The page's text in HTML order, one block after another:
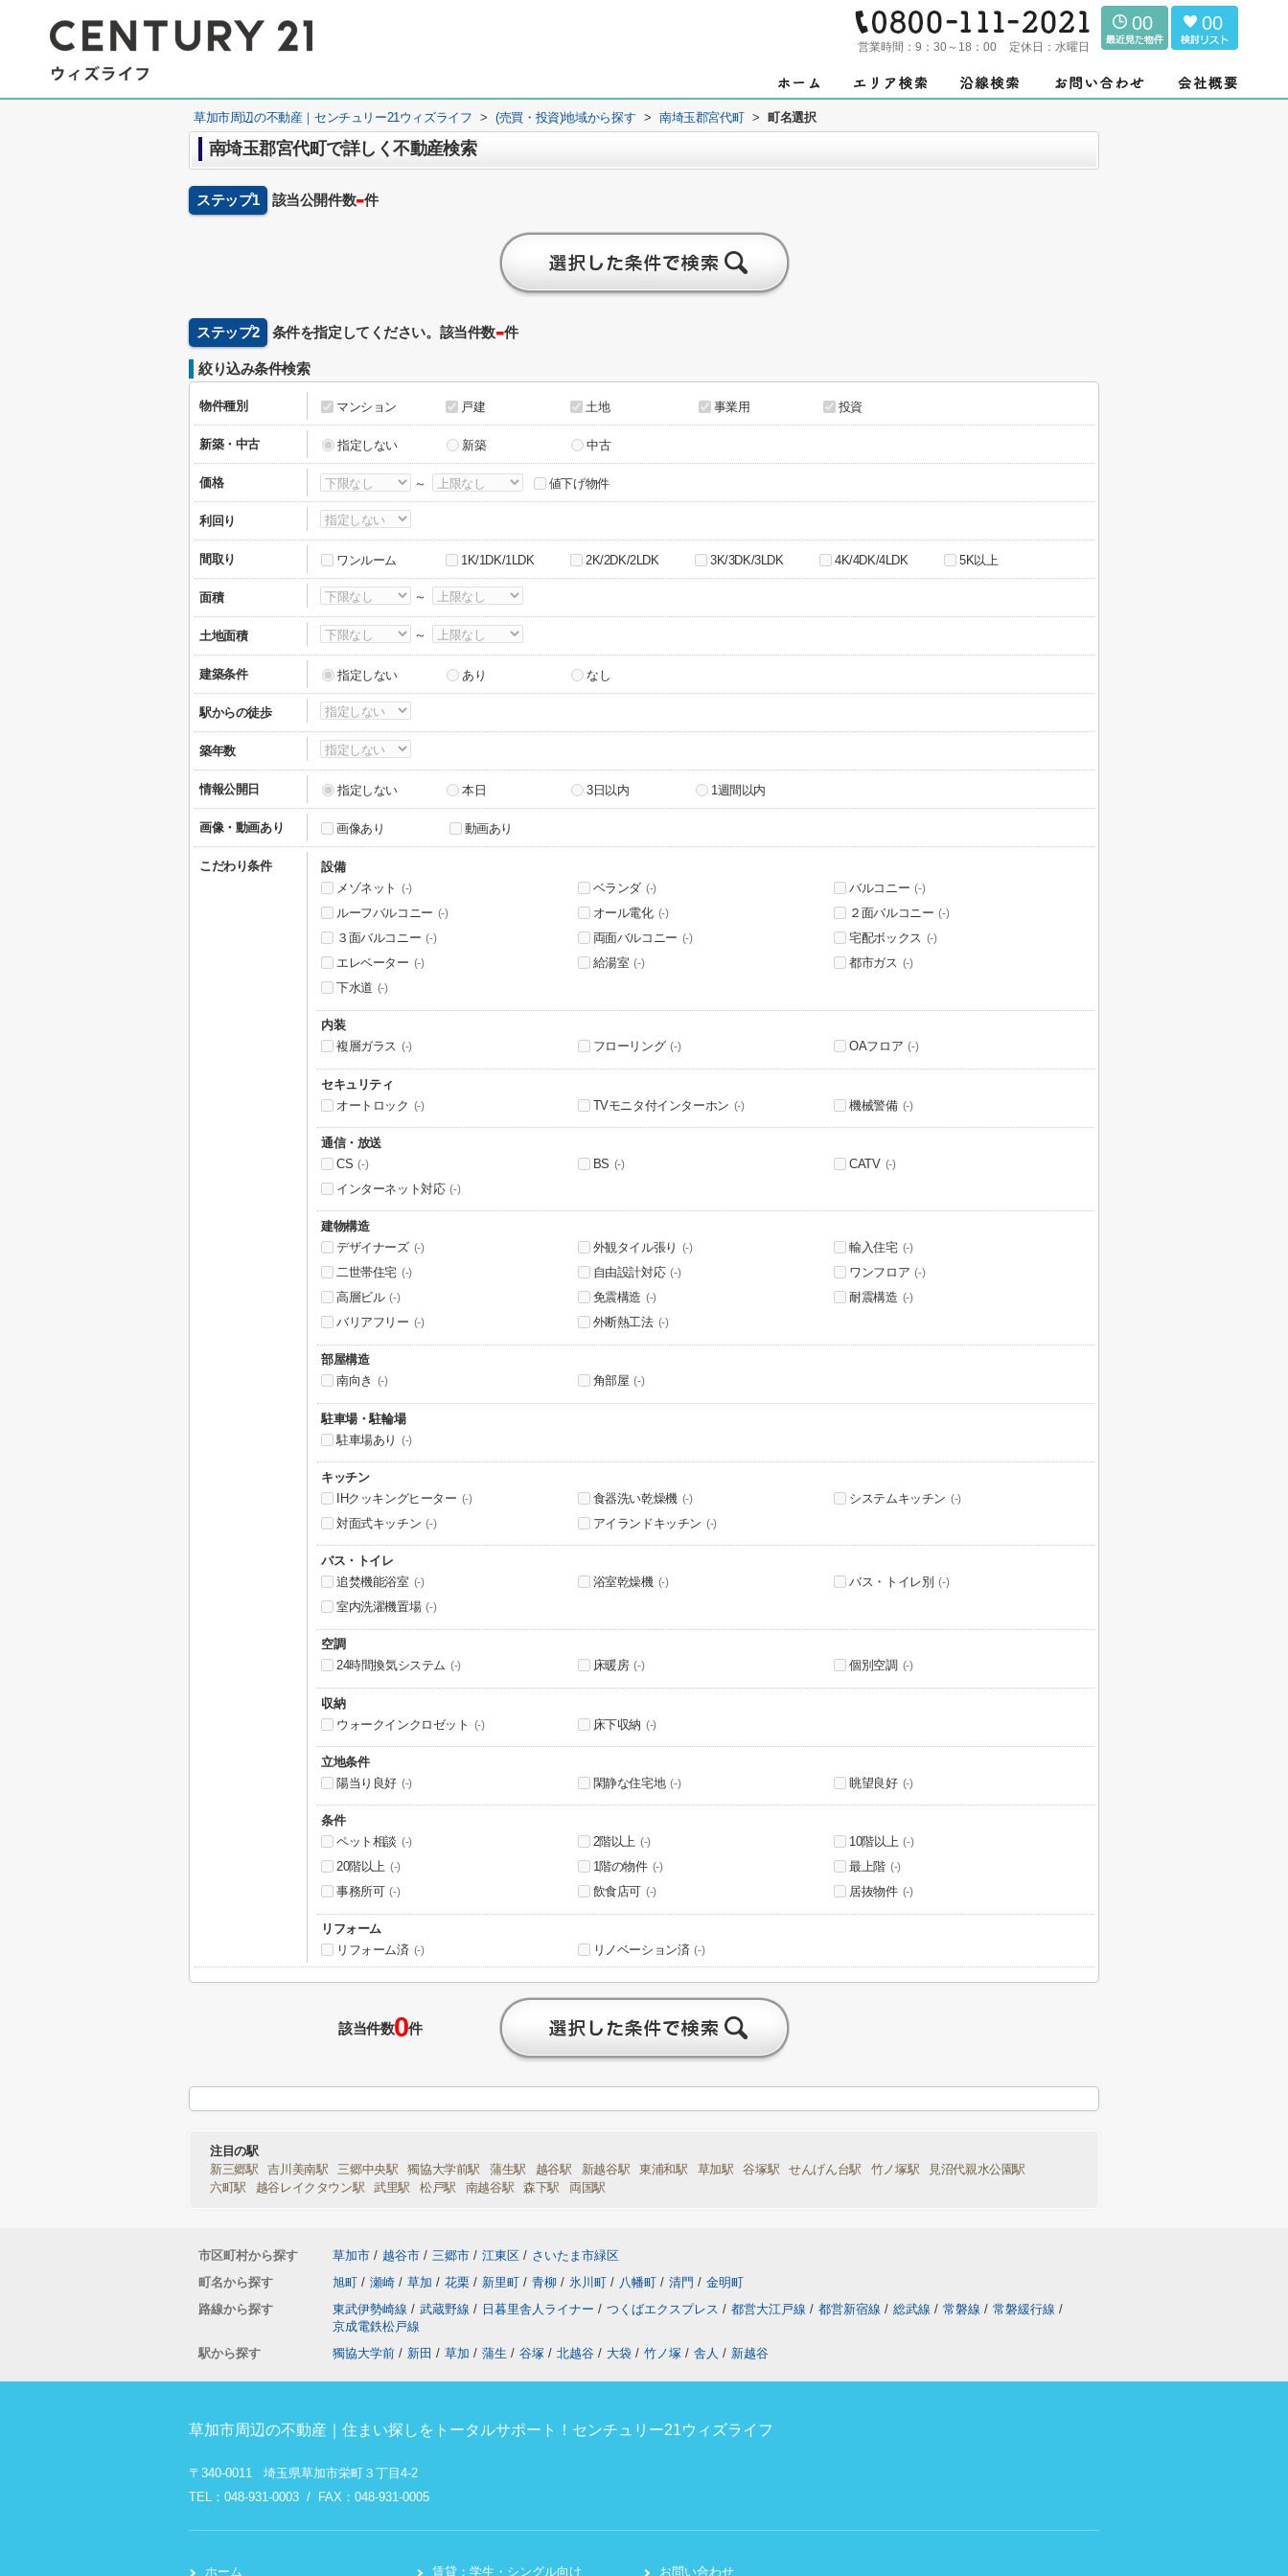
営業時間： 9：30～18：00 定休日： 水曜日
00 00
草加市周辺の不動産｜センチュリー21ウィズライフ > (売買・投資)地域から探す > 南埼玉郡宮代町 > 町名選択
南埼玉郡宮代町で詳しく不動産検索
ステップ1 該当公開件数-件
ステップ2 条件を指定してください。該当件数-件
絞り込み条件検索
物件種別 マンション 戸建 土地 事業用 投資
新築・中古 指定しない 新築 中古
価格 ～ 値下げ物件
利回り
間取り ワンルーム 1K/1DK/1LDK 2K/2DK/2LDK 3K/3DK/3LDK 4K/4DK/4LDK 5K以上
面積 ～
土地面積 ～
建築条件 指定しない あり なし
駅からの徒歩
築年数
情報公開日 指定しない 本日 3日以内 1週間以内
画像・動画あり 画像あり 動画あり
こだわり条件
設備
メゾネット
(-) ベランダ (-) バルコニー (-)
ルーフバルコニー (-) オール電化 (-) ２面バルコニー (-)
３面バルコニー (-) 両面バルコニー (-) 宅配ボックス (-)
エレベーター (-) 給湯室 (-) 都市ガス (-)
下水道 (-)
内装
複層ガラス (-) フローリング (-) OAフロア (-)
セキュリティ
オートロック (-) TVモニタ付インターホン (-) 機械警備 (-)
通信・放送
CS (-) BS (-) CATV (-)
インターネット対応 (-)
建物構造
デザイナーズ (-) 外観タイル張り (-) 輸入住宅 (-)
二世帯住宅 (-) 自由設計対応 (-) ワンフロア (-)
高層ビル (-) 免震構造 (-) 耐震構造 (-)
バリアフリー (-) 外断熱工法 (-)
部屋構造
南向き
(-) 角部屋 (-)
駐車場・駐輪場
駐車場あり
(-)
キッチン
IHクッキングヒーター (-) 食器洗い乾燥機 (-) システムキッチン (-)
対面式キッチン (-) アイランドキッチン (-)
バス・トイレ
追焚機能浴室 (-) 浴室乾燥機 (-) バス・トイレ別 (-)
室内洗濯機置場 (-)
空調
24時間換気システム (-) 床暖房 (-) 個別空調 (-)
収納
ウォークインクロゼット
(-) 床下収納 (-)
立地条件
陽当り良好 (-) 閑静な住宅地 (-) 眺望良好 (-)
条件
ペット相談 (-) 2階以上 (-) 10階以上 (-)
20階以上 (-) 1階の物件 (-) 最上階 (-)
事務所可 (-) 飲食店可 (-) 居抜物件 (-)
リフォーム
リフォーム済 (-) リノベーション済 (-)
該当件数0件
注目の駅
新三郷駅
吉川美南駅 三郷中央駅 獨協大学前駅 蒲生駅 越谷駅 新越谷駅 東浦和駅 草加駅 谷塚駅 せんげん台駅 竹ノ塚駅
見沼代親水公園駅
六町駅
越谷レイクタウン駅 武里駅 松戸駅 南越谷駅 森下駅 両国駅
市区町村から探す 草加市 / 越谷市 / 三郷市 / 江東区 / さいたま市緑区
町名から探す
旭町 / 瀬崎 / 草加 / 花栗 / 新里町 / 青柳 / 氷川町 / 八幡町 / 清門 / 金明町
路線から探す
東武伊勢崎線 / 武蔵野線 / 日暮里舎人ライナー / つくばエクスプレス / 都営大江戸線 / 都営新宿線 / 総武線 / 常磐線 / 常磐緩行線 /
京成電鉄松戸線
駅から探す
獨協大学前 / 新田 / 草加 / 蒲生 / 谷塚 / 北越谷 / 大袋 / 竹ノ塚 / 舎人 / 新越谷
草加市周辺の不動産｜住まい探しをトータルサポート！センチュリー21ウィズライフ
〒340-0011 埼玉県草加市栄町３丁目4-2
TEL：048-931-0003 / FAX：048-931-0005
ホーム 賃貸：学生・シングル向け お問い合わせ